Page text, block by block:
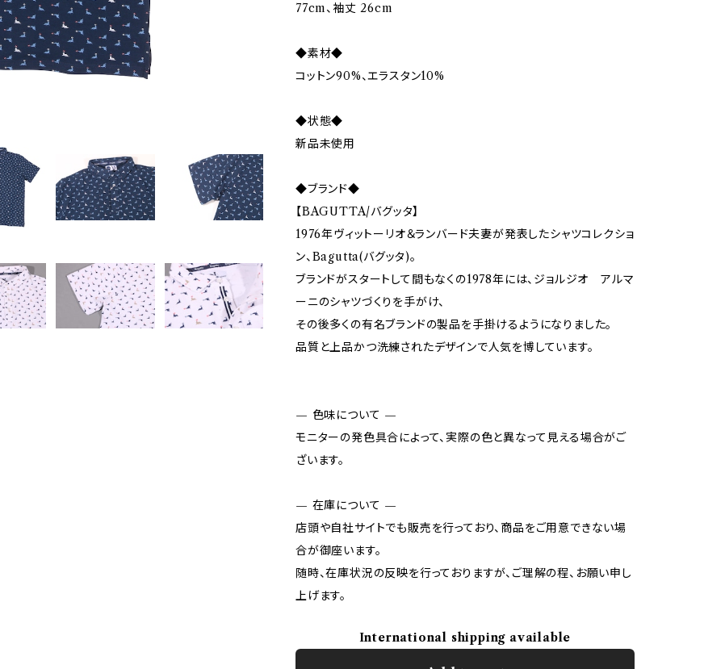
77cm、袖丈 26cm
◆素材◆
コットン90%、エラスタン10%
◆状態◆
新品未使用
◆ブランド◆
【BAGUTTA/バグッタ】
1976年ヴィットーリオ＆ランバード夫妻が発表したシャツコレクショ
ン、Bagutta(バグッタ)。
ブランドがスタートして間もなくの1978年には、ジョルジオ アルマ
ーニのシャツづくりを手がけ、
その後多くの有名ブランドの製品を手掛けるようになりました。
品質と上品かつ洗練されたデザインで人気を博しています。
— 色味について —
モニターの発色具合によって、実際の色と異なって見える場合がご
ざいます。
— 在庫について —
店頭や自社サイトでも販売を行っており、商品をご用意できない場
合が御座います。
随時、在庫状況の反映を行っておりますが、ご理解の程、お願い申し
上げます。
International shipping available